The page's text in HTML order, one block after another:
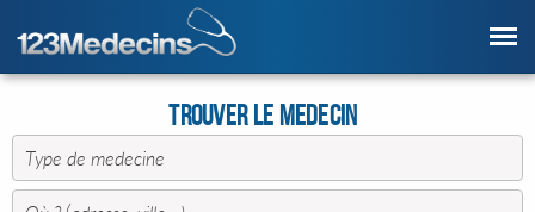
Trouver le Medecin